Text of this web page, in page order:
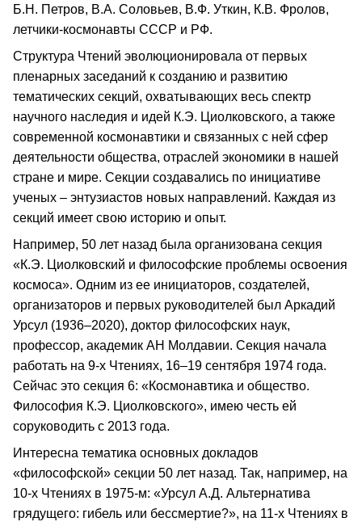
Б.Н. Петров, В.А. Соловьев, В.Ф. Уткин, К.В. Фролов,
летчики-космонавты СССР и РФ.
Структура Чтений эволюционировала от первых
пленарных заседаний к созданию и развитию
тематических секций, охватывающих весь спектр
научного наследия и идей К.Э. Циолковского, а также
современной космонавтики и связанных с ней сфер
деятельности общества, отраслей экономики в нашей
стране и мире. Секции создавались по инициативе
ученых – энтузиастов новых направлений. Каждая из
секций имеет свою историю и опыт.
Например, 50 лет назад была организована секция
«К.Э. Циолковский и философские проблемы освоения
космоса». Одним из ее инициаторов, создателей,
организаторов и первых руководителей был Аркадий
Урсул (1936–2020), доктор философских наук,
профессор, академик АН Молдавии. Секция начала
работать на 9-х Чтениях, 16–19 сентября 1974 года.
Сейчас это секция 6: «Космонавтика и общество.
Философия К.Э. Циолковского», имею честь ей
соруководить с 2013 года.
Интересна тематика основных докладов
«философской» секции 50 лет назад. Так, например, на
10-х Чтениях в 1975-м: «Урсул А.Д. Альтернатива
грядущего: гибель или бессмертие?», на 11-х Чтениях в